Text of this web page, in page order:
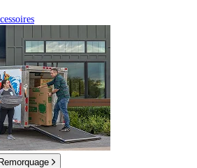
Remorquage